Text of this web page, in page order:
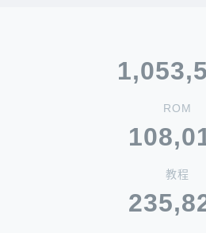
ROM
教程